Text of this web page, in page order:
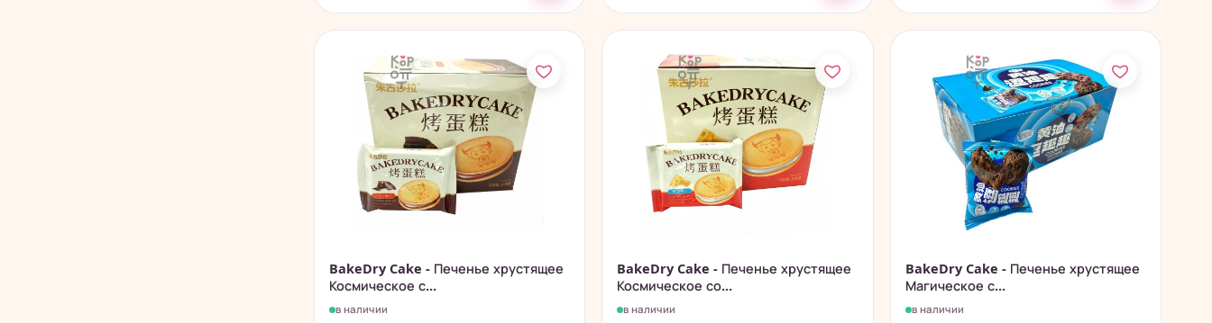
BakeDry Cake - Печенье хрустящее
Космическое с...
в наличии
BakeDry Cake - Печенье хрустящее
Космическое со...
в наличии
BakeDry Cake - Печенье хрустящее
Магическое с...
в наличии